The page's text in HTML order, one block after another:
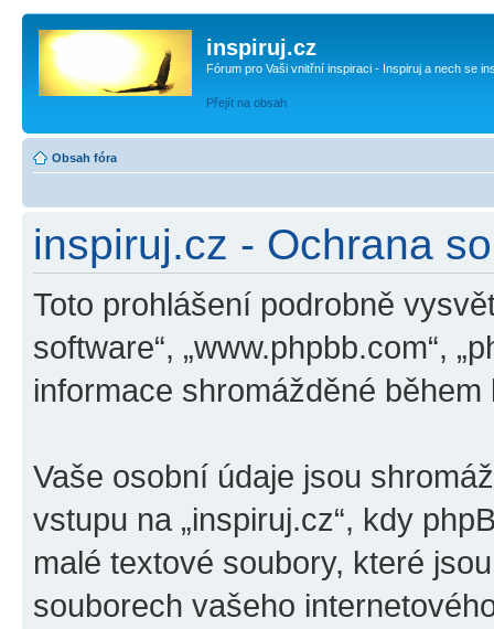
inspiruj.cz
Fórum pro Vaši vnitřní inspiraci - Inspiruj a nech se
Přejít na obsah
Obsah fóra
inspiruj.cz - Ochrana
Toto prohlášení podrobně
software“, „www.phpbb.com“,
informace shromážděné
Vaše osobní údaje jsou
vstupu na „inspiruj.cz“, kdy
malé textové soubory, které
souborech vašeho